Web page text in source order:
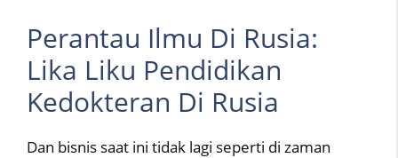
Perantau Ilmu Di Rusia:
Lika Liku Pendidikan
Kedokteran Di Rusia
Dan bisnis saat ini tidak lagi seperti di zaman